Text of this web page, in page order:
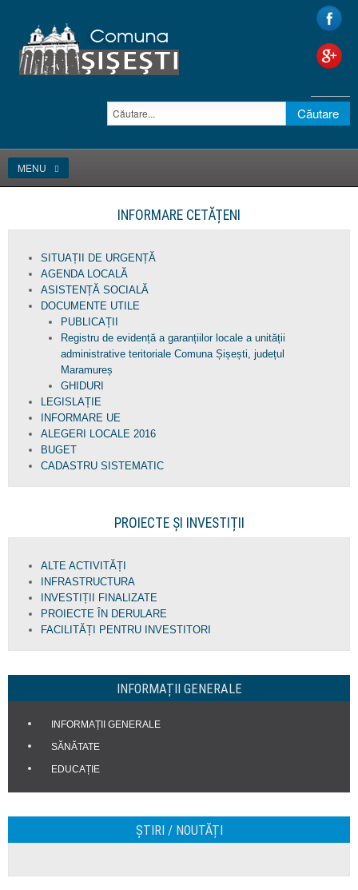
MENU
INFORMARE CETĂȚENI
SITUAȚII DE URGENȚĂ
AGENDA LOCALĂ
ASISTENȚĂ SOCIALĂ
DOCUMENTE UTILE
PUBLICAȚII
Registru de evidență a garanțiilor locale a unității
administrative teritoriale Comuna Șișești, județul
Maramureș
GHIDURI
LEGISLAȚIE
INFORMARE UE
ALEGERI LOCALE 2016
BUGET
CADASTRU SISTEMATIC
PROIECTE ȘI INVESTIȚII
ALTE ACTIVITĂȚI
INFRASTRUCTURA
INVESTIȚII FINALIZATE
PROIECTE ÎN DERULARE
FACILITĂȚI PENTRU INVESTITORI
INFORMAȚII GENERALE
INFORMAȚII GENERALE
SĂNĂTATE
EDUCAȚIE
ȘTIRI / NOUTĂȚI